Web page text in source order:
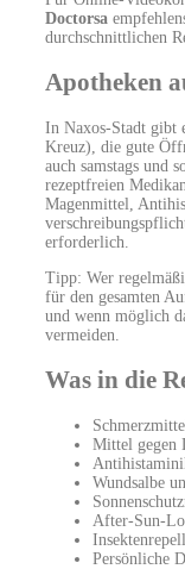
Doctorsa
durchschnittlichen
Apotheken
In Naxos-Stadt gibt
Kreuz), die gute
auch samstags und
rezeptfreien
Magenmittel,
erforderlich.
Tipp: Wer
für den gesamten
und wenn möglich
vermeiden.
Was in die
Mittel gegen
Wundsalbe
After-Sun-
Persönliche